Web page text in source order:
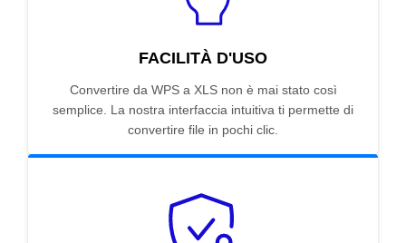
FACILITÀ D'USO
Convertire da WPS a XLS non è mai stato così
semplice. La nostra interfaccia intuitiva ti permette di
convertire file in pochi clic.